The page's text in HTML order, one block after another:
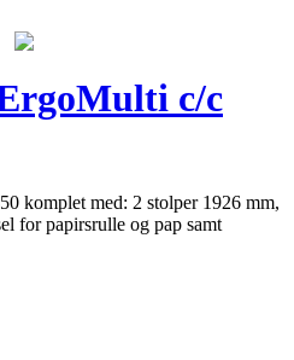
c/c
komplet med: 2 stolper 1926 mm,
for papirsrulle og pap samt